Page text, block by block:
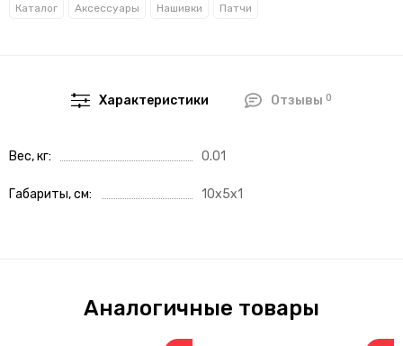
Каталог Аксессуары Нашивки Патчи
Характеристики Отзывы 0
Вес, кг 0.01
Габариты, см 10x5x1
Аналогичные товары